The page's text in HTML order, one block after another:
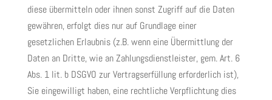
diese übermitteln oder ihnen sonst Zugriff auf die Daten
gewähren, erfolgt dies nur auf Grundlage einer
gesetzlichen Erlaubnis (z.B. wenn eine Übermittlung der
Daten an Dritte, wie an Zahlungsdienstleister, gem. Art. 6
Abs. 1 lit. b DSGVO zur Vertragserfüllung erforderlich ist),
Sie eingewilligt haben, eine rechtliche Verpflichtung dies